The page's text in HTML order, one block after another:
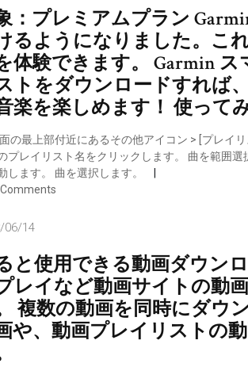
：プレミアムプラン
るようになりました。こ
体験できます。 Garmin
トをダウンロードすれば
楽を楽しめます！ 使って
の最上部付近にあるその他アイコン > [プレイ
プレイリスト名をクリックします。 曲を範囲
します。 曲を選択します。
06/14
と使用できる動画ダウン
レイなど動画サイトの動
複数の動画を同時にダウ
や、動画プレイリストの